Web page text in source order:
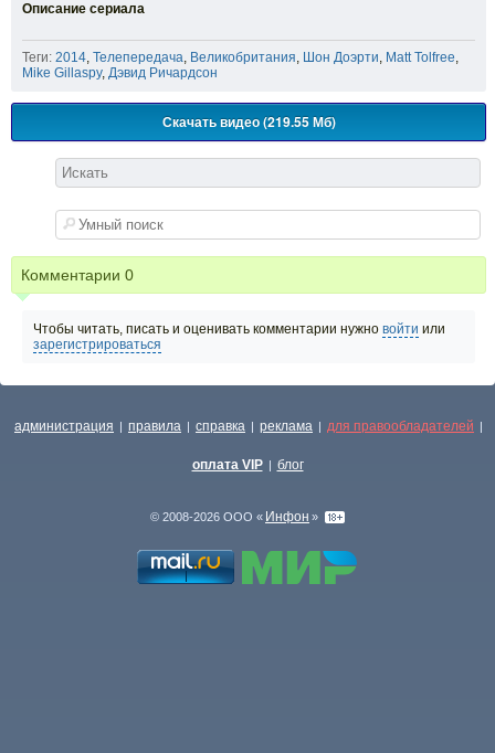
Описание сериала
Теги: 2014, Телепередача, Великобритания, Шон Доэрти, Matt Tolfree,
Mike Gillaspy, Дэвид Ричардсон
Скачать видео (219.55 Мб)
Комментарии 0
Чтобы читать, писать и оценивать комментарии нужно войти или
зарегистрироваться
администрация | правила | справка | реклама | для правообладателей |
оплата VIP | блог
© 2008-2026 ООО « Инфон »